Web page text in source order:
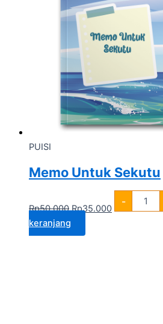
PUISI
Memo Untuk Sekutu
Rp50.000 Rp35.000
-
keranjang